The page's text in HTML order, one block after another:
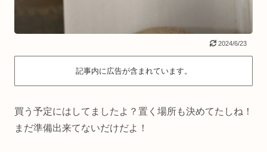
2024/6/23
記事内に広告が含まれています。
買う予定にはしてましたよ？置く場所も決めてたしね！
まだ準備出来てないだけだよ！